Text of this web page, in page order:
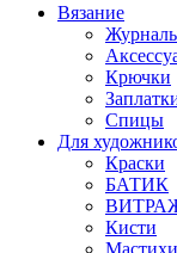
Вязание
Крючки
Спицы
Для
Краски
БАТИК
Кисти